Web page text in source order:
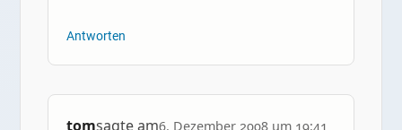
Antworten
tomsagte am6. Dezember 2008 um 19:41